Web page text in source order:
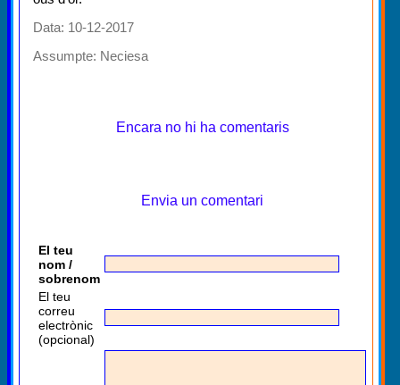
Data: 10-12-2017
Assumpte: Neciesa
Encara no hi ha comentaris
Envia un comentari
El teu
nom /
sobrenom
El teu
correu
electrònic
(opcional)